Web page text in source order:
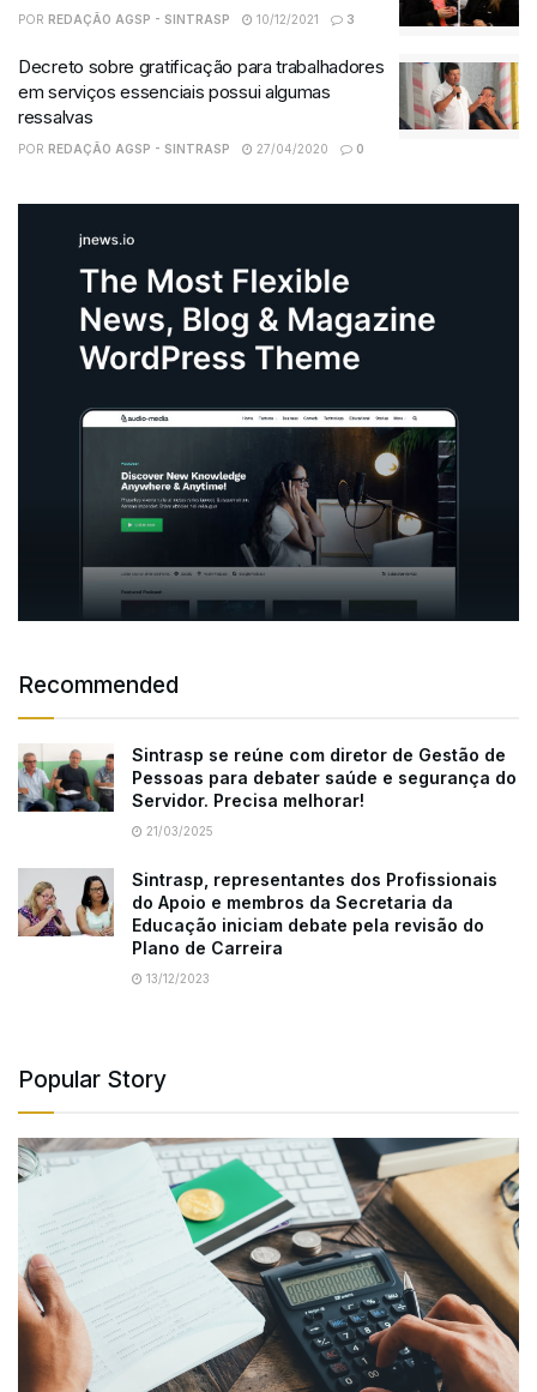
POR REDAÇÃO AGSP - SINTRASP 10/12/2021 3
Decreto sobre gratificação para trabalhadores
em serviços essenciais possui algumas
ressalvas
POR REDAÇÃO AGSP - SINTRASP 27/04/2020 0
Recommended
Sintrasp se reúne com diretor de Gestão de
Pessoas para debater saúde e segurança do
Servidor. Precisa melhorar!
21/03/2025
Sintrasp, representantes dos Profissionais
do Apoio e membros da Secretaria da
Educação iniciam debate pela revisão do
Plano de Carreira
13/12/2023
Popular Story